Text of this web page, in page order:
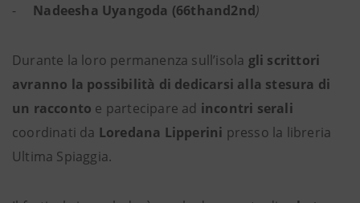
- Nadeesha Uyangoda (66thand2nd)
Durante la loro permanenza sull’isola gli scrittori
avranno la possibilità di dedicarsi alla stesura di
un racconto e partecipare ad incontri serali
coordinati da Loredana Lipperini presso la libreria
Ultima Spiaggia.